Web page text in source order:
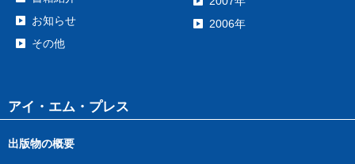
お知らせ
その他
2006年
アイ・エム・プレス
出版物の概要